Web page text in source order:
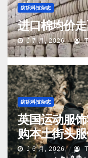
纺织科技杂志
进口棉均价
J 7 月, 2026
纺织科技杂志
英国运动服
购本土街头
J 6 月, 2026